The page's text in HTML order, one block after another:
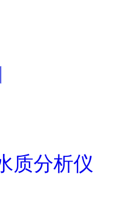
质分析仪